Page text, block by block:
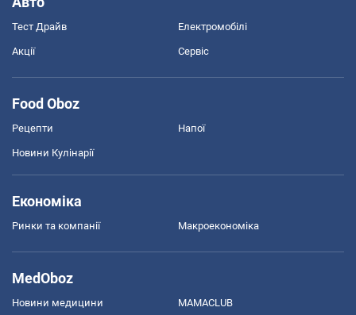
Тест Драйв Електромобілі
Акції Сервіс
Food Oboz
Рецепти Напої
Новини Кулінарії
Економіка
Ринки та компанії Макроекономіка
MedOboz
Новини медицини MAMACLUB